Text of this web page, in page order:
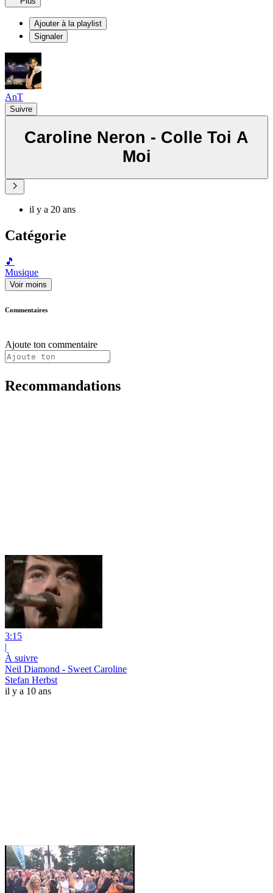
Ajouter à la playlist
Signaler
AnT
Suivre
Caroline Neron - Colle Toi A
Moi
il y a 20 ans
Catégorie
🎵
Musique
Voir moins
Commentaires
Ajoute ton commentaire
Recommandations
3:15
|
À suivre
Neil Diamond - Sweet Caroline
Stefan Herbst
il y a 10 ans